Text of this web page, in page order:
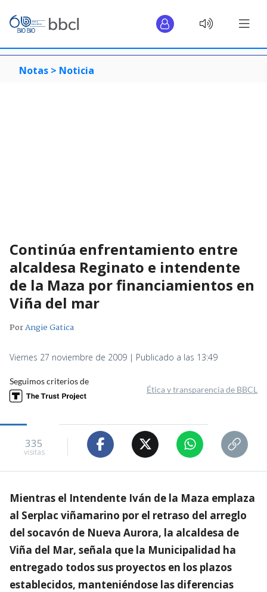
Notas > Noticia
Continúa enfrentamiento entre
alcaldesa Reginato e intendente
de la Maza por financiamientos en
Viña del mar
PorAngie Gatica
Viernes 27 noviembre de 2009 | Publicado a las 13:49
Seguimos criterios de
Ética y transparencia de BBCL
335
visitas
Mientras el Intendente Iván de la Maza emplaza
al Serplac viñamarino por el retraso del arreglo
del socavón de Nueva Aurora, la alcaldesa de
Viña del Mar, señala que la Municipalidad ha
entregado todos sus proyectos en los plazos
establecidos, manteniéndose las diferencias